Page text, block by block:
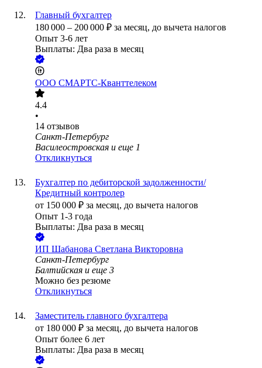
Главный бухгалтер
180 000 – 200 000 ₽ за месяц, до вычета налогов
Опыт 3-6 лет
Выплаты: Два раза в месяц
ООО СМАРТС-Кванттелеком
4.4
•
14 отзывов
Санкт-Петербург
Василеостровская и еще 1
Откликнуться
Бухгалтер по дебиторской задолженности/
Кредитный контролер
от 150 000 ₽ за месяц, до вычета налогов
Опыт 1-3 года
Выплаты: Два раза в месяц
ИП Шабанова Светлана Викторовна
Санкт-Петербург
Балтийская и еще 3
Можно без резюме
Откликнуться
Заместитель главного бухгалтера
от 180 000 ₽ за месяц, до вычета налогов
Опыт более 6 лет
Выплаты: Два раза в месяц